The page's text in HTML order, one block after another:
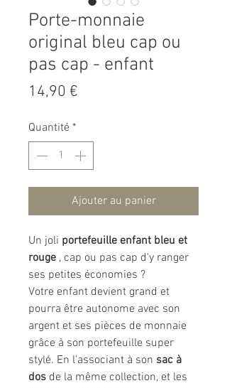
Porte-monnaie
original bleu cap ou
pas cap - enfant
14,90 €
Quantité *
Ajouter au panier
Un joli portefeuille enfant bleu et
rouge , cap ou pas cap d'y ranger
ses petites économies ?
Votre enfant devient grand et
pourra être autonome avec son
argent et ses pièces de monnaie
grâce à son portefeuille super
stylé. En l'associant à son sac à
dos de la même collection, et les